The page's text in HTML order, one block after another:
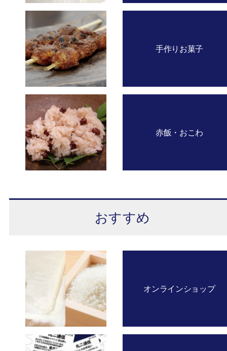
手作りお菓子
赤飯・おこわ
おすすめ
オンラインショップ